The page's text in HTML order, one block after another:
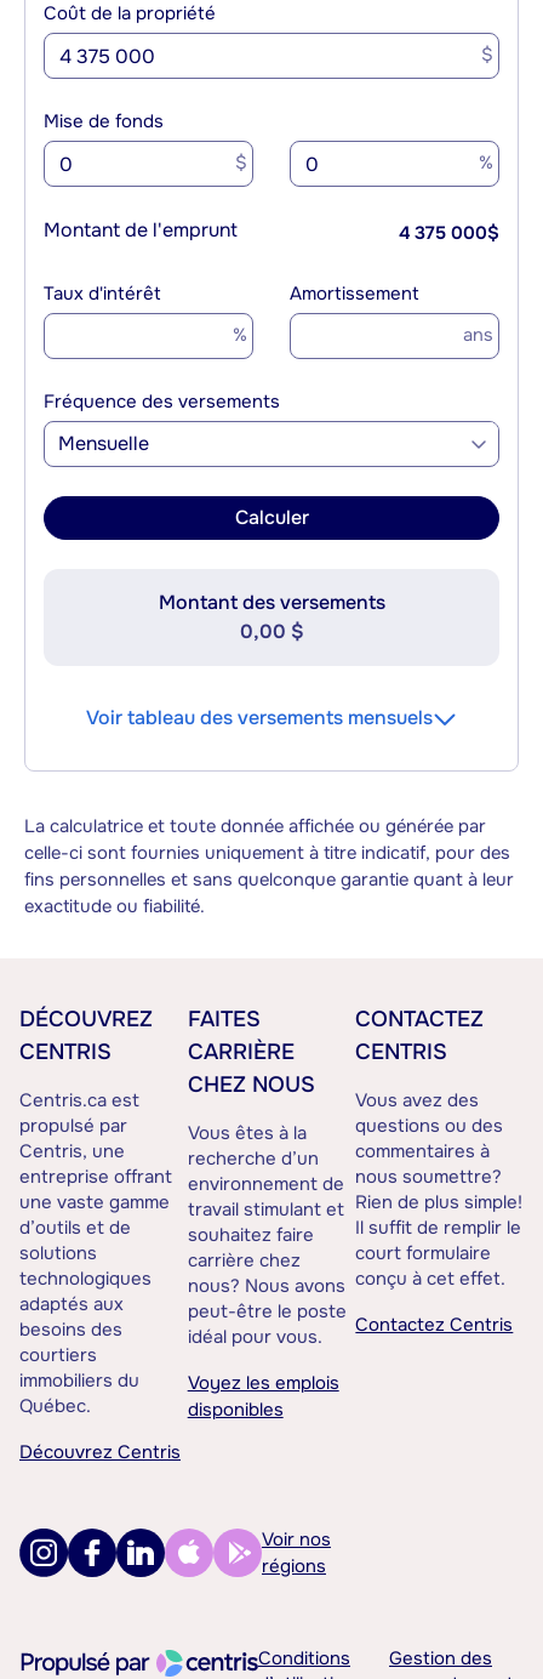
Coût de la propriété
$
Mise de fonds
$ %
Montant de l'emprunt 4 375 000$
Taux d'intérêt
%
Amortissement
ans
Fréquence des versements
Mensuelle
Calculer
Montant des versements
0,00 $
Voir tableau des versements mensuels
La calculatrice et toute donnée affichée ou générée par
celle-ci sont fournies uniquement à titre indicatif, pour des
fins personnelles et sans quelconque garantie quant à leur
exactitude ou fiabilité.
DÉCOUVREZ
CENTRIS
Centris.ca est
propulsé par
Centris, une
entreprise offrant
une vaste gamme
d’outils et de
solutions
technologiques
adaptés aux
besoins des
courtiers
immobiliers du
Québec.
Découvrez Centris
FAITES
CARRIÈRE
CHEZ NOUS
Vous êtes à la
recherche d’un
environnement de
travail stimulant et
souhaitez faire
carrière chez
nous? Nous avons
peut-être le poste
idéal pour vous.
Voyez les emplois
disponibles
CONTACTEZ
CENTRIS
Vous avez des
questions ou des
commentaires à
nous soumettre?
Rien de plus simple!
Il suffit de remplir le
court formulaire
conçu à cet effet.
Contactez Centris
Voir nos
régions
Conditions
Gestion des